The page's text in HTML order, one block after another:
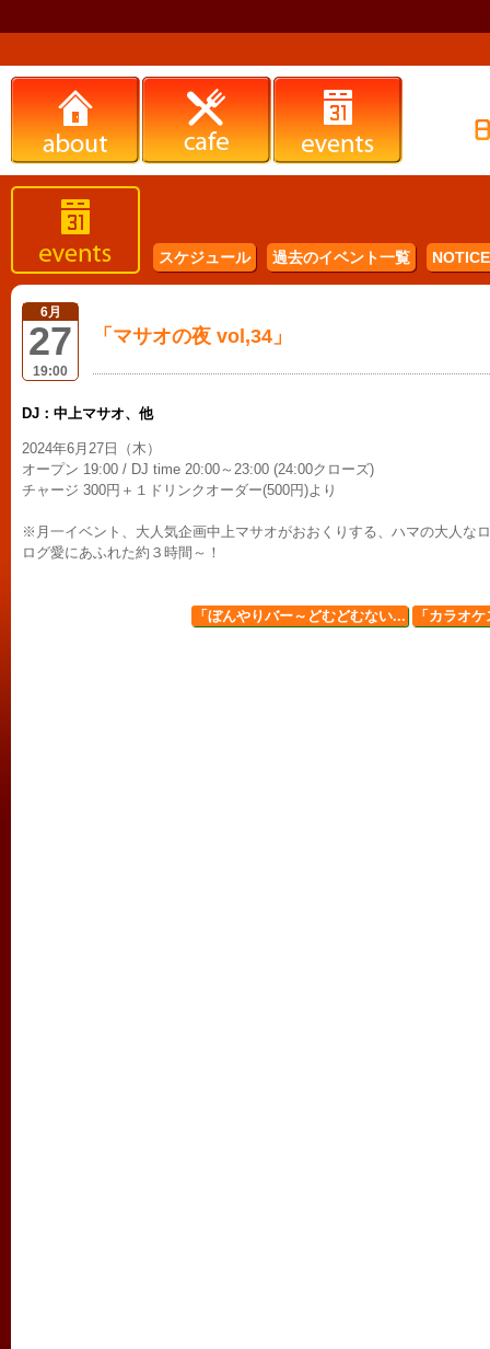
スケジュール 過去のイベント一覧
6月
27
19:00
「マサオの夜 vol,34」
DJ：中上マサオ、他
2024年6月27日（木）
オープン 19:00 / DJ time 20:00～23:00 (24:00クローズ)
チャージ 300円＋１ドリンクオーダー(500円)より
※月一イベント、大人気企画中上マサオがおおくりする、ハマの大人な
ログ愛にあふれた約３時間～！
「ぼんやりバー～どむどむない... 「カラオ